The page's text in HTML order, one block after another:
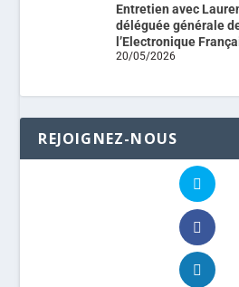
Entretien avec
déléguée générale
l’Electronique
20/05/2026
REJOIGNEZ-NOUS